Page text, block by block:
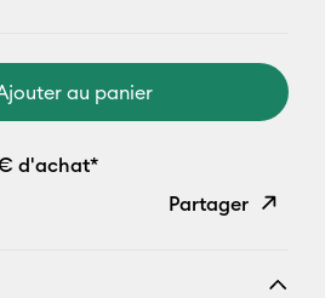
au panier
d'achat*
Partager